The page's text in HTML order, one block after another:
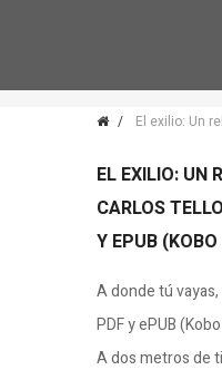
El exilio: Un
EL EXILIO: UN
CARLOS
Y EPUB
A donde tú
PDF y ePUB
A dos metros de